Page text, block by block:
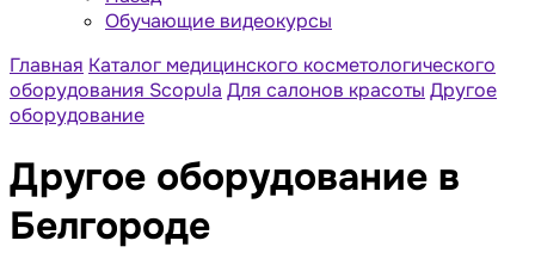
Обучающие видеокурсы
Главная Каталог медицинского косметологического
оборудования Scopula Для салонов красоты Другое
оборудование
Другое оборудование в
Белгороде